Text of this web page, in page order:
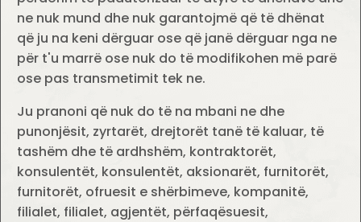
ne nuk mund dhe nuk garantojmë që të dhënat
që ju na keni dërguar ose që janë dërguar nga ne
për t'u marrë ose nuk do të modifikohen më parë
ose pas transmetimit tek ne.
Ju pranoni që nuk do të na mbani ne dhe
punonjësit, zyrtarët, drejtorët tanë të kaluar, të
tashëm dhe të ardhshëm, kontraktorët,
konsulentët, konsulentët, aksionarët, furnitorët,
furnitorët, ofruesit e shërbimeve, kompanitë,
filialet, filialet, agjentët, përfaqësuesit,